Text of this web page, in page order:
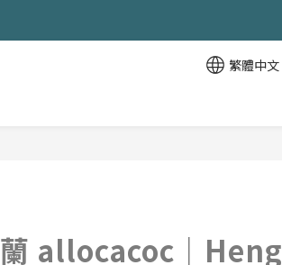
繁體中文
allocacoc｜Heng